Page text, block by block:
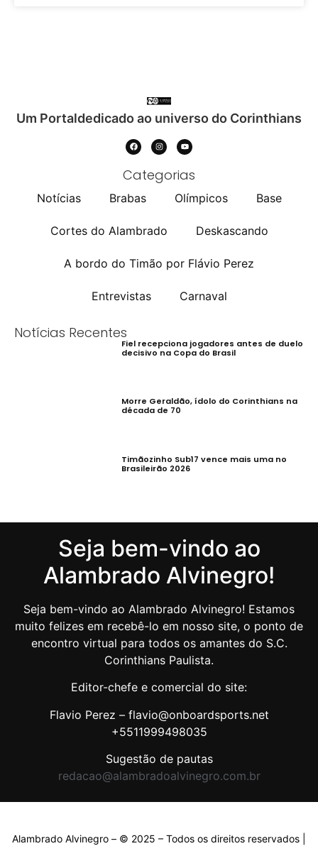
Um Portaldedicado ao universo do Corinthians
Categorias
Notícias Brabas Olímpicos Base
Cortes do Alambrado Deskascando
A bordo do Timão por Flávio Perez
Entrevistas Carnaval
Notícias Recentes
Fiel recepciona jogadores antes de duelo
decisivo na Copa do Brasil
Morre Geraldão, ídolo do Corinthians na
década de 70
Timãozinho Sub17 vence mais uma no
Brasileirão 2026
Seja bem-vindo ao
Alambrado Alvinegro!
Seja bem-vindo ao Alambrado Alvinegro! Estamos
muito felizes em recebê-lo em nosso site, o ponto de
encontro virtual para todos os amantes do S.C.
Corinthians Paulista.
Editor-chefe e comercial do site:
Flavio Perez – flavio@onboardsports.net
+5511999498035
Sugestão de pautas
redacao@alambradoalvinegro.com.br
Alambrado Alvinegro – © 2025 – Todos os direitos reservados |